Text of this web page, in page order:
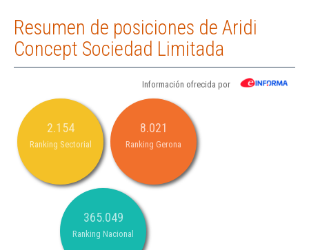
Resumen de posiciones de Aridi
Concept Sociedad Limitada
Información ofrecida por
2.154
Ranking Sectorial
8.021
Ranking Gerona
365.049
Ranking Nacional